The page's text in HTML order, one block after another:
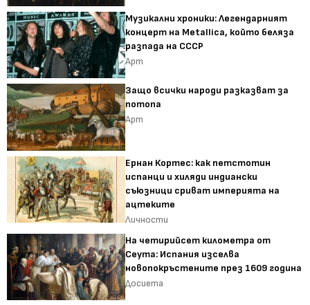
Музикални хроники: Легендарният
концерт на Metallica, който беляза
разпада на СССР
Арт
Защо всички народи разказват за
потопа
Арт
Ернан Кортес: как петстотин
испанци и хиляди индиански
съюзници сриват империята на
ацтеките
Личности
На четирийсет километра от
Сеута: Испания изселва
новопокръстените през 1609 година
Досиета